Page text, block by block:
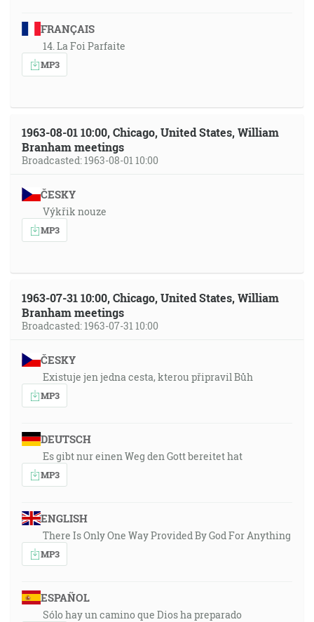
FRANÇAIS
14. La Foi Parfaite
MP3
1963-08-01 10:00, Chicago, United States, William
Branham meetings
Broadcasted: 1963-08-01 10:00
ČESKY
Výkřik nouze
MP3
1963-07-31 10:00, Chicago, United States, William
Branham meetings
Broadcasted: 1963-07-31 10:00
ČESKY
Existuje jen jedna cesta, kterou připravil Bůh
MP3
DEUTSCH
Es gibt nur einen Weg den Gott bereitet hat
MP3
ENGLISH
There Is Only One Way Provided By God For Anything
MP3
ESPAÑOL
Sólo hay un camino que Dios ha preparado